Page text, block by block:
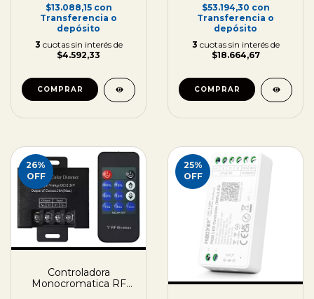
$13.088,15 con
Transferencia o
depósito
3 cuotas sin interés de
$4.592,33
$53.194,30 con
Transferencia o
depósito
3 cuotas sin interés de
$18.664,67
26%
OFF
Controladora
Monocromatica RF
25%
OFF